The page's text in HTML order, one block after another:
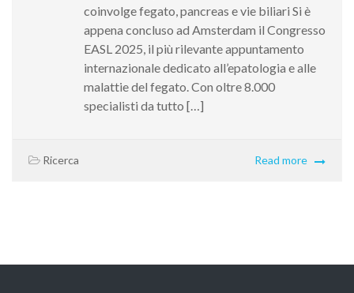
coinvolge fegato, pancreas e vie biliari Si è
appena concluso ad Amsterdam il Congresso
EASL 2025, il più rilevante appuntamento
internazionale dedicato all’epatologia e alle
malattie del fegato. Con oltre 8.000
specialisti da tutto […]
Ricerca Read more